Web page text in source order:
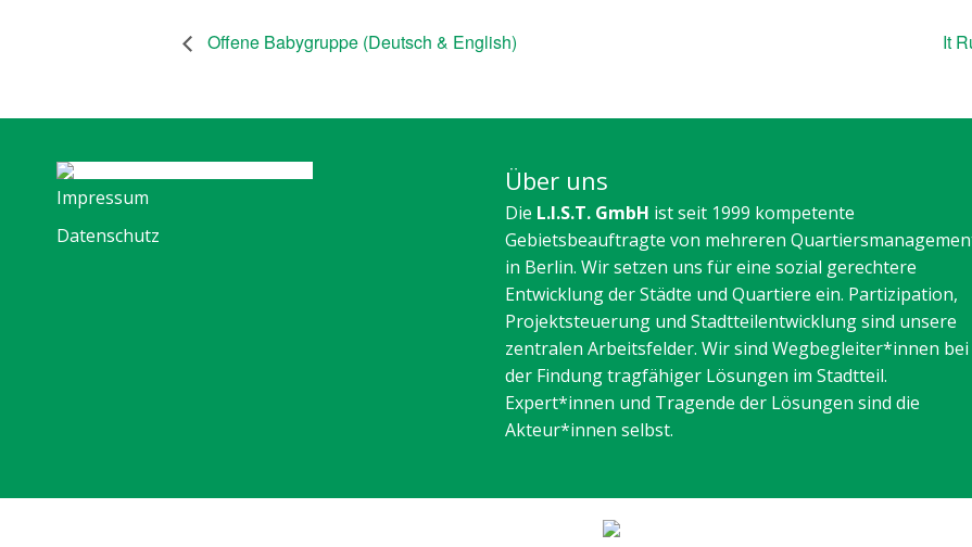
Offene Babygruppe (Deutsch & English) It
Impressum
Datenschutz
Über uns
Die L.I.S.T. GmbH ist seit 1999 kompetente
Gebietsbeauftragte von mehreren
in Berlin. Wir setzen uns für eine sozial gerechtere
Entwicklung der Städte und Quartiere ein. Partizipation,
Projektsteuerung und Stadtteilentwicklung sind unsere
zentralen Arbeitsfelder. Wir sind Wegbegleiter*innen bei
der Findung tragfähiger Lösungen im Stadtteil.
Expert*innen und Tragende der Lösungen sind die
Akteur*innen selbst.